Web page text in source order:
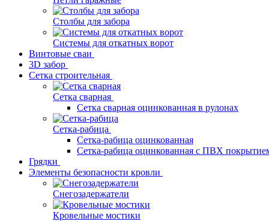
Столбы для забора
Системы для откатных ворот
Винтовые сваи
3D забор
Сетка строительная
Сетка сварная
Сетка сварная оцинкованная в рулонах
Сетка-рабица
Сетка-рабица оцинкованная
Сетка-рабица оцинкованная с ПВХ
Грядки
Элементы безопасности кровли
Снегозадержатели
Кровельные мостики